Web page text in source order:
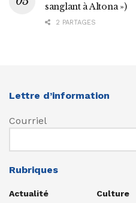
sanglant à Altona »)
2 PARTAGES
Lettre d’information
Courriel
Rubriques
Actualité
Culture